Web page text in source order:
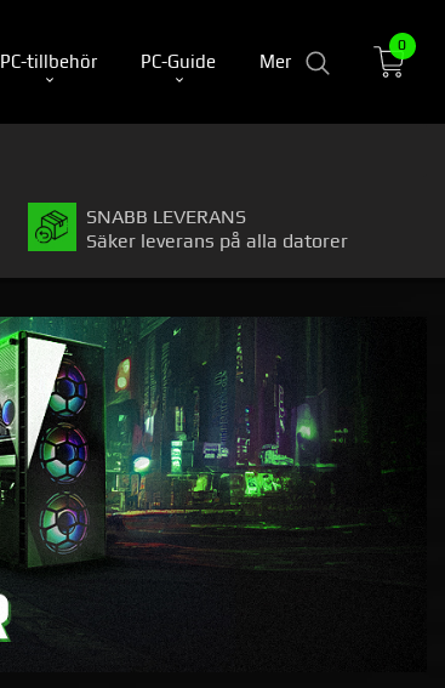
PC-tillbehör PC-Guide Mer
0
SNABB LEVERANS
Säker leverans på alla datorer